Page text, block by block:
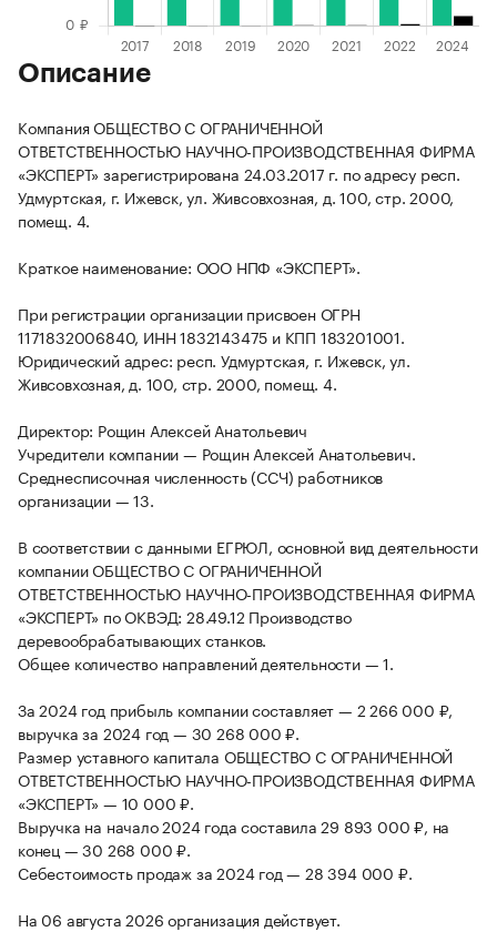
Описание
Компания ОБЩЕСТВО С ОГРАНИЧЕННОЙ
ОТВЕТСТВЕННОСТЬЮ НАУЧНО-ПРОИЗВОДСТВЕННАЯ ФИРМА
«ЭКСПЕРТ» зарегистрирована 24.03.2017 г. по адресу респ.
Удмуртская, г. Ижевск, ул. Живсовхозная, д. 100, стр. 2000,
помещ. 4.
Краткое наименование: ООО НПФ «ЭКСПЕРТ».
При регистрации организации присвоен ОГРН
1171832006840, ИНН 1832143475 и КПП 183201001.
Юридический адрес: респ. Удмуртская, г. Ижевск, ул.
Живсовхозная, д. 100, стр. 2000, помещ. 4.
Директор: Рощин Алексей Анатольевич
Учредители компании — Рощин Алексей Анатольевич.
Среднесписочная численность (ССЧ) работников
организации — 13.
В соответствии с данными ЕГРЮЛ, основной вид деятельности
компании ОБЩЕСТВО С ОГРАНИЧЕННОЙ
ОТВЕТСТВЕННОСТЬЮ НАУЧНО-ПРОИЗВОДСТВЕННАЯ ФИРМА
«ЭКСПЕРТ» по ОКВЭД: 28.49.12 Производство
деревообрабатывающих станков.
Общее количество направлений деятельности — 1.
За 2024 год прибыль компании составляет — 2 266 000 ₽,
выручка за 2024 год — 30 268 000 ₽.
Размер уставного капитала ОБЩЕСТВО С ОГРАНИЧЕННОЙ
ОТВЕТСТВЕННОСТЬЮ НАУЧНО-ПРОИЗВОДСТВЕННАЯ ФИРМА
«ЭКСПЕРТ» — 10 000 ₽.
Выручка на начало 2024 года составила 29 893 000 ₽, на
конец — 30 268 000 ₽.
Себестоимость продаж за 2024 год — 28 394 000 ₽.
На 06 августа 2026 организация действует.